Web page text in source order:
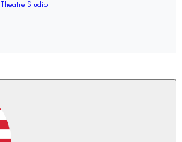
Theatre Studio